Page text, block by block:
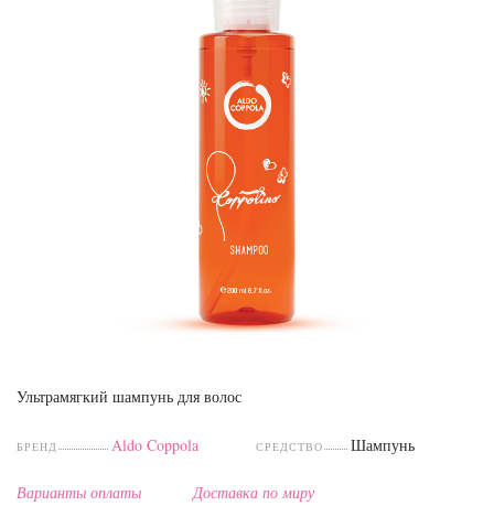
Ультрамягкий шампунь для волос
БРЕНД Aldo Coppola СРЕДСТВО Шампунь
Варианты оплаты Доставка по миру